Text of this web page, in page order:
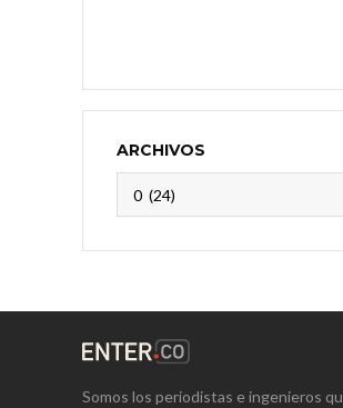
ARCHIVOS
Somos los periodistas e ingenieros